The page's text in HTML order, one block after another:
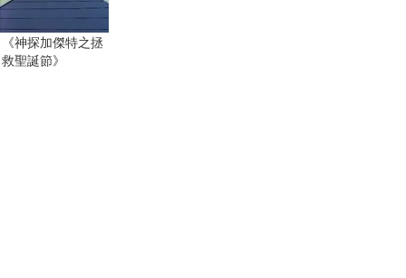
《神探加傑特之拯
救聖誕節》